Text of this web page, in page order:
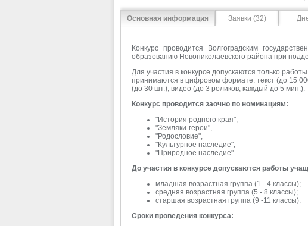
Основная информация Заявки (32)
Конкурс проводится Волгоградским
образованию Новониколаевского района при
Для участия в конкурсе допускаются только
принимаются в цифровом формате: текст (до 15
(до 30 шт.), видео (до 3 роликов, каждый до 5 мин.).
Конкурс проводится заочно по номинациям:
"История родного края",
"Земляки-герои",
"Родословие",
"Культурное наследие",
"Природное наследие".
До участия в конкурсе допускаются работы
младшая возрастная группа (1 - 4 классы);
средняя возрастная группа (5 - 8 классы);
старшая возрастная группа (9 -11 классы).
Сроки проведения конкурса: